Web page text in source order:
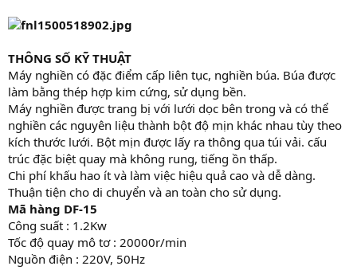
THÔNG SỐ KỸ THUẬT
Máy nghiền có đặc điểm cấp liên tục, nghiền búa. Búa được
làm bằng thép hợp kim cứng, sử dụng bền.
Máy nghiền được trang bị với lưới dọc bên trong và có thể
nghiền các nguyên liệu thành bột độ mịn khác nhau tùy theo
kích thước lưới. Bột mịn được lấy ra thông qua túi vải. cấu
trúc đặc biệt quay mà không rung, tiếng ồn thấp.
Chi phí khấu hao ít và làm việc hiệu quả cao và dễ dàng.
Thuận tiện cho di chuyển và an toàn cho sử dụng.
Mã hàng DF-15
Công suất : 1.2Kw
Tốc độ quay mô tơ : 20000r/min
Nguồn điện : 220V, 50Hz